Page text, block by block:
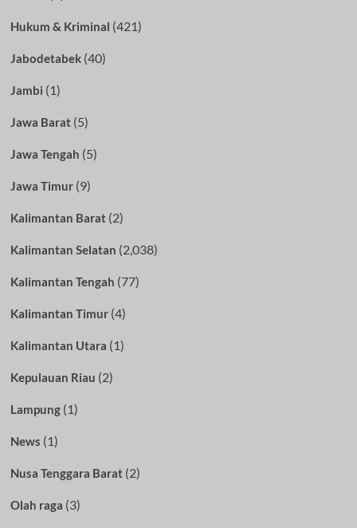
Hukum & Kriminal (421)
Jabodetabek(40)
Jambi (1)
Jawa Barat(5)
Jawa Tengah (5)
Jawa Timur(9)
Kalimantan Barat(2)
Kalimantan Selatan (2,038)
Kalimantan Tengah (77)
Kalimantan Timur(4)
Kalimantan Utara (1)
Kepulauan Riau (2)
Lampung(1)
News (1)
Nusa Tenggara Barat(2)
Olah raga (3)